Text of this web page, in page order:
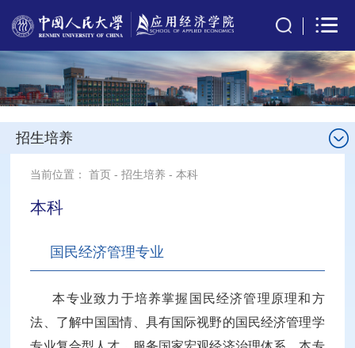
招生培养
当前位置：首页 -招生培养 -本科
本科
国民经济管理专业
本专业致力于培养掌握国民经济管理原理和方
法、了解中国国情、具有国际视野的国民经济管理学